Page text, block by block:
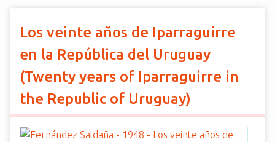
Los veinte años de Iparraguirre
en la República del Uruguay
(Twenty years of Iparraguirre in
the Republic of Uruguay)